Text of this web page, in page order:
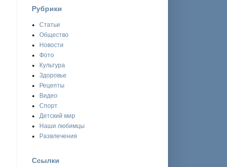
Рубрики
Статьи
Общество
Новости
Фото
Культура
Здоровье
Рецепты
Видео
Спорт
Детский мир
Наши любимцы
Развлечения
Ссылки